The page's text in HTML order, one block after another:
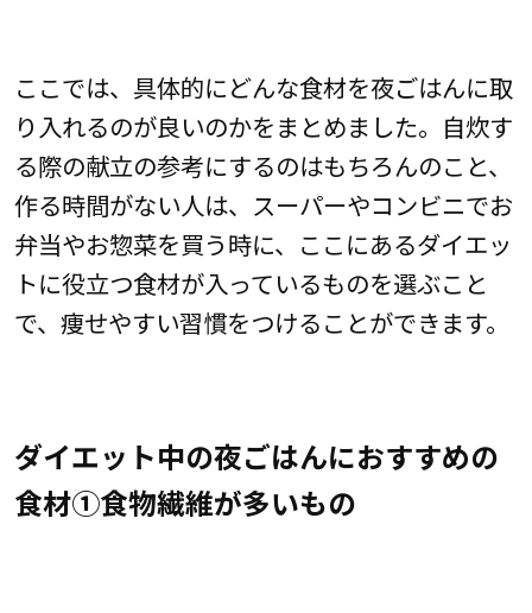
ここでは、具体的にどんな食材を夜ごはんに取
り入れるのが良いのかをまとめました。自炊す
る際の献立の参考にするのはもちろんのこと、
作る時間がない人は、スーパーやコンビニでお
弁当やお惣菜を買う時に、ここにあるダイエッ
トに役立つ食材が入っているものを選ぶこと
で、痩せやすい習慣をつけることができます。
ダイエット中の夜ごはんにおすすめの
食材①食物繊維が多いもの